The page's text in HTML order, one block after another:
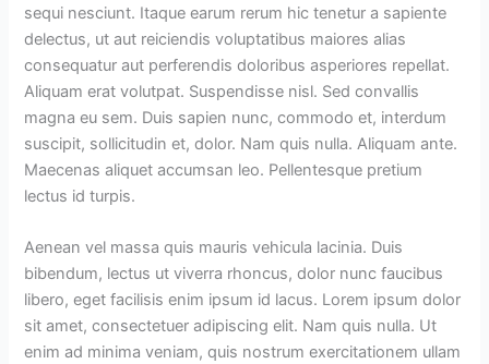
sequi nesciunt. Itaque earum rerum hic tenetur a sapiente
delectus, ut aut reiciendis voluptatibus maiores alias
consequatur aut perferendis doloribus asperiores repellat.
Aliquam erat volutpat. Suspendisse nisl. Sed convallis
magna eu sem. Duis sapien nunc, commodo et, interdum
suscipit, sollicitudin et, dolor. Nam quis nulla. Aliquam ante.
Maecenas aliquet accumsan leo. Pellentesque pretium
lectus id turpis.
Aenean vel massa quis mauris vehicula lacinia. Duis
bibendum, lectus ut viverra rhoncus, dolor nunc faucibus
libero, eget facilisis enim ipsum id lacus. Lorem ipsum dolor
sit amet, consectetuer adipiscing elit. Nam quis nulla. Ut
enim ad minima veniam, quis nostrum exercitationem ullam